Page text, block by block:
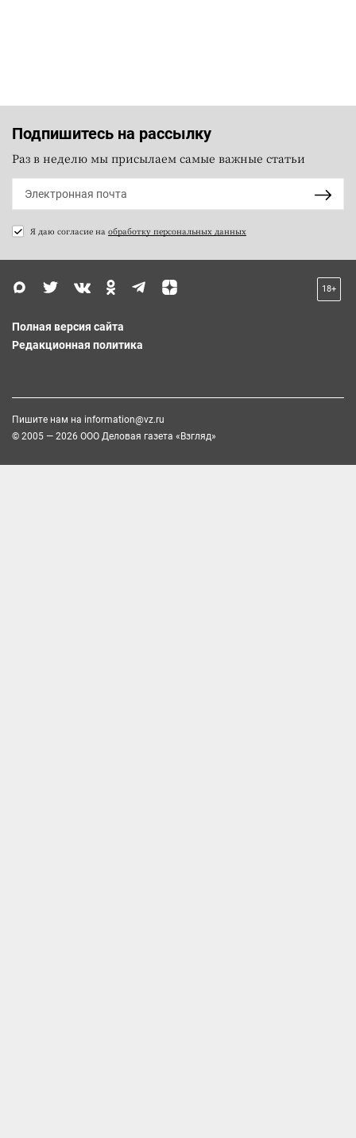
Подпишитесь на рассылку
Раз в неделю мы присылаем самые важные статьи
Я даю согласие на обработку персональных данных
18+
Полная версия сайта
Редакционная политика
Пишите нам на information@vz.ru
© 2005 — 2026 ООО Деловая газета «Взгляд»